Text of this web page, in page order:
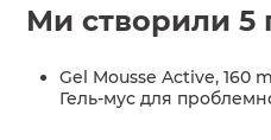
Ми створили 5
Gel Mousse Active, 160
Гель-мус для